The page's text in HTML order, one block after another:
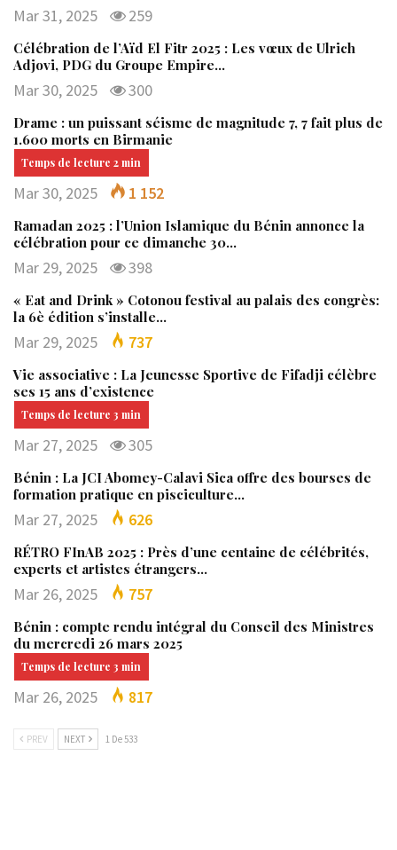
Mar 31, 2025 259
Célébration de l’Aïd El Fitr 2025 : Les vœux de Ulrich
Adjovi, PDG du Groupe Empire…
Mar 30, 2025 300
Drame : un puissant séisme de magnitude 7, 7 fait plus de
1.600 morts en Birmanie
Mar 30, 2025 1 152
Ramadan 2025 : l’Union Islamique du Bénin annonce la
célébration pour ce dimanche 30…
Mar 29, 2025 398
« Eat and Drink » Cotonou festival au palais des congrès:
la 6è édition s’installe…
Mar 29, 2025 737
Vie associative : La Jeunesse Sportive de Fifadji célèbre
ses 15 ans d’existence
Mar 27, 2025 305
Bénin : La JCI Abomey-Calavi Sica offre des bourses de
formation pratique en pisciculture…
Mar 27, 2025 626
RÉTRO FInAB 2025 : Près d’une centaine de célébrités,
experts et artistes étrangers…
Mar 26, 2025 757
Bénin : compte rendu intégral du Conseil des Ministres
du mercredi 26 mars 2025
Mar 26, 2025 817
PREV NEXT 1 De 533